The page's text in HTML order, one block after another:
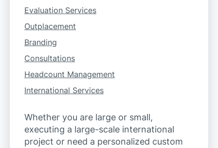
Evaluation Services
Outplacement
Branding
Consultations
Headcount Management
International Services
Whether you are large or small,
executing a large-scale international
project or need a personalized custom